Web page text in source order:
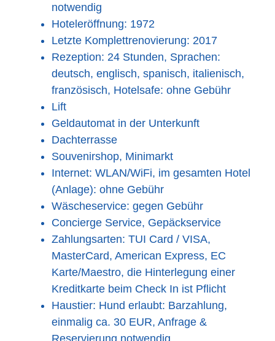
notwendig
Hoteleröffnung: 1972
Letzte Komplettrenovierung: 2017
Rezeption: 24 Stunden, Sprachen:
deutsch, englisch, spanisch, italienisch,
französisch, Hotelsafe: ohne Gebühr
Lift
Geldautomat in der Unterkunft
Dachterrasse
Souvenirshop, Minimarkt
Internet: WLAN/WiFi, im gesamten Hotel
(Anlage): ohne Gebühr
Wäscheservice: gegen Gebühr
Concierge Service, Gepäckservice
Zahlungsarten: TUI Card / VISA,
MasterCard, American Express, EC
Karte/Maestro, die Hinterlegung einer
Kreditkarte beim Check In ist Pflicht
Haustier: Hund erlaubt: Barzahlung,
einmalig ca. 30 EUR, Anfrage &
Reservierung notwendig